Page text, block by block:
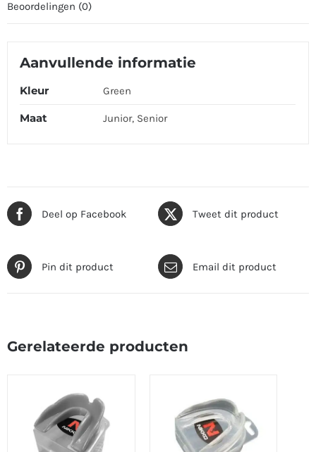
Beoordelingen (0)
Aanvullende informatie
Kleur Green
Maat Junior, Senior
Deel op Facebook Tweet dit product
Pin dit product Email dit product
Gerelateerde producten